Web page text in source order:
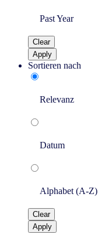
Past Year
Clear
Apply
Sortieren nach
Relevanz
Datum
Alphabet (A-Z)
Clear
Apply